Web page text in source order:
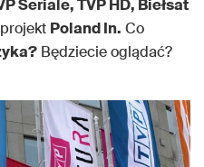
Seriale, TVP HD, Biełsat
Poland In. Co
Będziecie oglądać?